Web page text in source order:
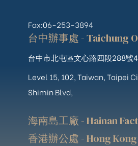
Fax:06-253-3894
台中辦事處 - Taichung
台中市北屯區文心路四段288號
Level 15, 102, Taiwan, Taipei
Shimin Blvd,
海南島工廠 - Hainan
香港辦公處 - Hong